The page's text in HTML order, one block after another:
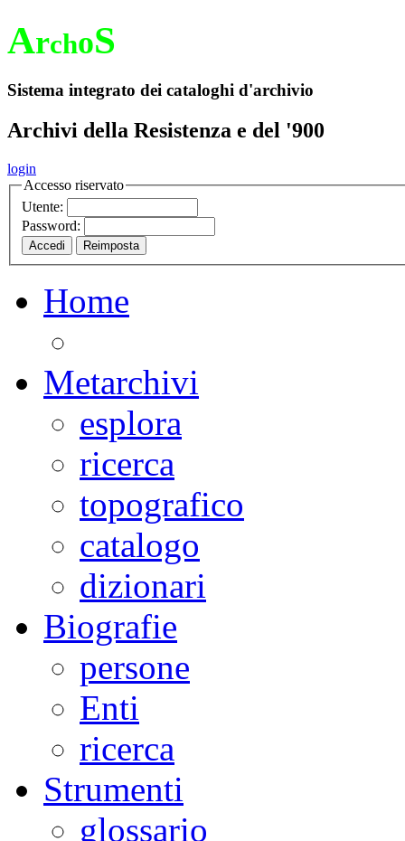
ArchoS
Sistema integrato dei cataloghi d'archivio
Archivi della Resistenza e del '900
login
Accesso riservato
Utente:
Password:
Home
Metarchivi
esplora
ricerca
topografico
catalogo
dizionari
Biografie
persone
Enti
ricerca
Strumenti
glossario